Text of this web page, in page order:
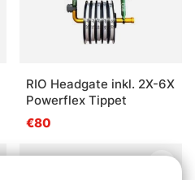
RIO Headgate inkl. 2X-6X
Powerflex Tippet
€80